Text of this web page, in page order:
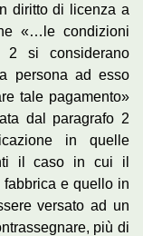
diritto di licenza a
«…le condizioni
2 si considerano
persona ad esso
tale pagamento»
dal paragrafo 2
in quelle
il caso in cui il
e quello in
versato ad un
più di